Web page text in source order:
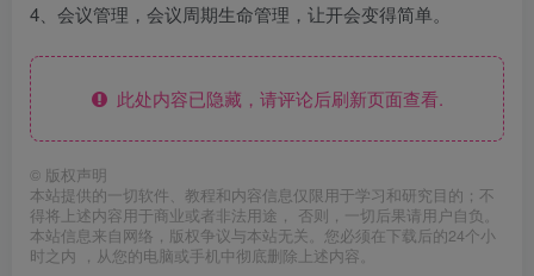
4、会议管理，会议周期生命管理，让开会变得简单。
此处内容已隐藏，请评论后刷新页面查看.
© 版权声明
本站提供的一切软件、教程和内容信息仅限用于学习和研究目的；不
得将上述内容用于商业或者非法用途， 否则，一切后果请用户自负。
本站信息来自网络，版权争议与本站无关。您必须在下载后的24个小
时之内 ，从您的电脑或手机中彻底删除上述内容。